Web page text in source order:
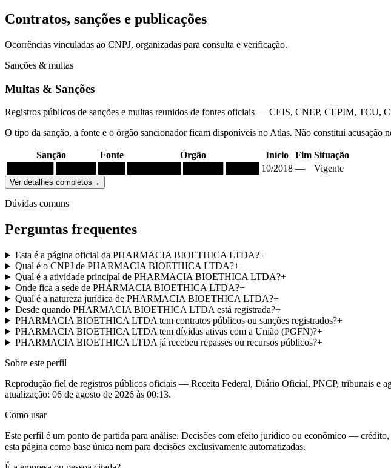
Contratos, sanções e publicações
Ocorrências vinculadas ao CNPJ, organizadas para consulta e verificação.
Sanções & multas
Multas & Sanções
Registros públicos de sanções e multas reunidos de fontes oficiais — CEIS, CNEP, CEPIM, TCU,
O tipo da sanção, a fonte e o órgão sancionador ficam disponíveis no Atlas. Não constitui acusação
Sanção Fonte Órgão Início Fim Situação
10/2018 — Vigente
Ver detalhes completos →
Dúvidas comuns
Perguntas frequentes
Esta é a página oficial da PHARMACIA BIOETHICA LTDA?+
Qual é o CNPJ de PHARMACIA BIOETHICA LTDA?+
Qual é a atividade principal de PHARMACIA BIOETHICA LTDA?+
Onde fica a sede de PHARMACIA BIOETHICA LTDA?+
Qual é a natureza jurídica de PHARMACIA BIOETHICA LTDA?+
Desde quando PHARMACIA BIOETHICA LTDA está registrada?+
PHARMACIA BIOETHICA LTDA tem contratos públicos ou sanções registrados?+
PHARMACIA BIOETHICA LTDA tem dívidas ativas com a União (PGFN)?+
PHARMACIA BIOETHICA LTDA já recebeu repasses ou recursos públicos?+
Sobre este perfil
Reprodução fiel de registros públicos oficiais — Receita Federal, Diário Oficial, PNCP, tribunais e
atualização: 06 de agosto de 2026 às 00:13.
Como usar
Este perfil é um ponto de partida para análise. Decisões com efeito jurídico ou econômico —
esta página como base única nem para decisões exclusivamente automatizadas.